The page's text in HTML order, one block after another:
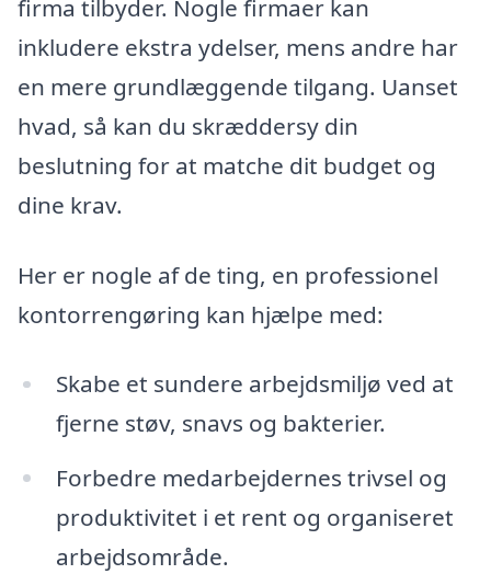
firma tilbyder. Nogle firmaer kan
inkludere ekstra ydelser, mens andre har
en mere grundlæggende tilgang. Uanset
hvad, så kan du skræddersy din
beslutning for at matche dit budget og
dine krav.
Her er nogle af de ting, en professionel
kontorrengøring kan hjælpe med:
Skabe et sundere arbejdsmiljø ved at
fjerne støv, snavs og bakterier.
Forbedre medarbejdernes trivsel og
produktivitet i et rent og organiseret
arbejdsområde.